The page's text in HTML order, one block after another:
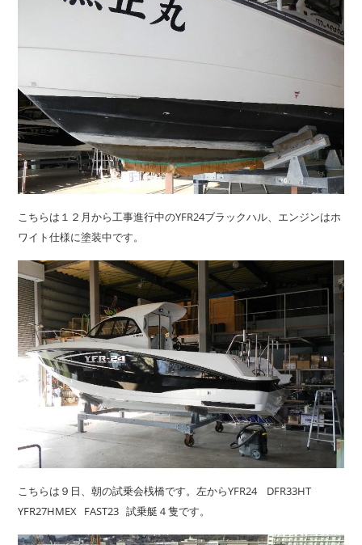
こちらは１２月から工事進行中のYFR24ブラックハル、エンジンはホ
ワイト仕様に塗装中です。
こちらは９日、朝の試乗会桟橋です。左からYFR24 DFR33HT
YFR27HMEX FAST23 試乗艇４隻です。